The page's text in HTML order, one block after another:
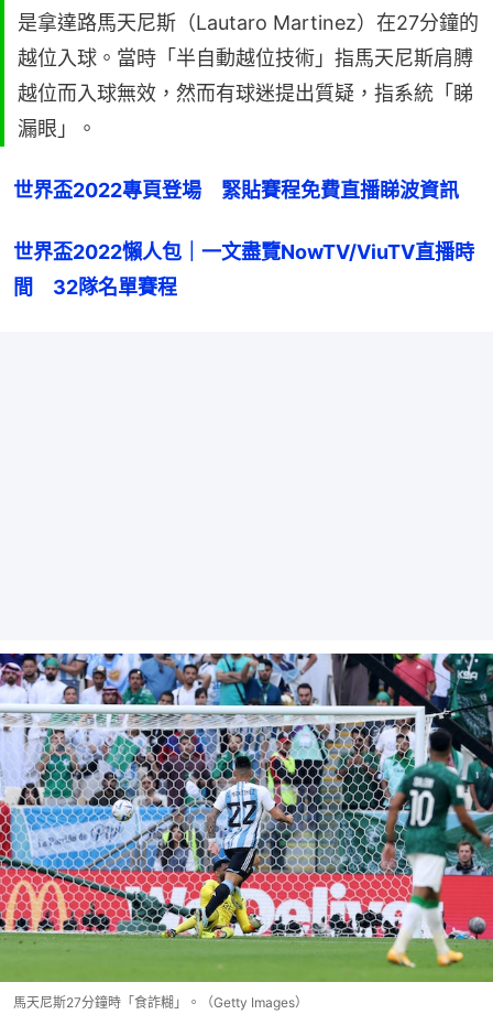
是拿達路馬天尼斯（Lautaro Martinez）在27分鐘的
越位入球。當時「半自動越位技術」指馬天尼斯肩膊
越位而入球無效，然而有球迷提出質疑，指系統「睇
漏眼」。
世界盃2022專頁登場　緊貼賽程免費直播睇波資訊
世界盃2022懶人包｜一文盡覽NowTV/ViuTV直播時
間　32隊名單賽程
馬天尼斯27分鐘時「食詐糊」。（Getty Images）